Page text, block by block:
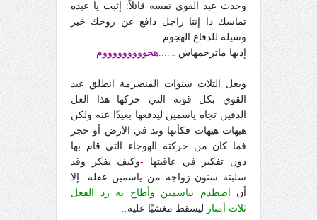
وحدث عبد القوي نفسه قائلاً: إثبت يا عبده
تماسك دا إنتا راجل دافع عن روحك خير
وسيله للدفاع الهجوم
إديها ماترحمهاش ......هجوووووووووم
وبغل الثلاث سنوات المنصرمة انطلق عبد
القوي بكل قوته التي حركها هذا الغل
الدفين تجاه ياسمين ليدفعها بعيدًا عنه ولكن
هيهات هيهات فكأنها وتد في الأرض أو حجر
فما كان من حركته الهوجاء التي قام بها
دون تفكير في عاقبتها -وكيف يفكر وقد
سلبته سنون زواجه من ياسمين عقله- إلا
أن
اصطدم بياسمين وأطاح به رد الفعل
ثلاث أمتار ليسقط مغشيًا عليه..